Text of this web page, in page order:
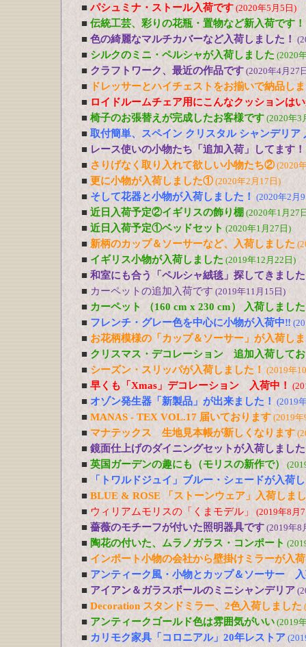
■ パシュミナ・ストール入荷です (2020年5月5日)
■ 伝統工芸、彩りの花瓶・置物など新入荷です！
■ 色の綺麗なマルチカバーなど入荷しました！
■ シルクのミニ・ペルシャが入荷しました (2020
■ クラフトワーク、最近の作品です (2020年4月27
■
ドレッサーとハイチェストをお揃いで納品し
■ ロイドルームチェア用にこんなクッションは
■ 椅子のお張替えが完成したお客様です (2020年3
■ 取付簡単、スペイン クリスタル シャンデリア
■ レース使いの小物たち「追加入荷」してます！
■ さりげなく取り入れて欲しい小物たち②(2020
■ 更に小物が入荷しました①(2020年2月17日)
■ そして花器と小物が入荷しました！ (2020年2月
■ 近日入荷予定②イギリスの飾り棚 (2020年1月27
■ 近日入荷予定①ベッドセット (2020年1月27日)
■ 新柄のカップ＆ソーサーなど、入荷しました
■ イギリス小物が入荷しました (2019年12月22日)
■ 和室にも合う「ペルシャ絨毯」探してきまし
■ カーペットの追加入荷です (2019年11月15日)
■ カーペット （160 cm x 230 cm） 入荷しました
■ フレンチ・グレー色を中心に小物が入荷中‼
■ お花柄模様の「カップ＆ソーサー」が入荷し
■ クリスマス・デコレーション 追加入荷して
■ シーズン・スリッパが入荷しました！ (2019年
■ 早くも「Xmas」デコレーション 入荷中！
■ オゾン発生器「新製品」が出来ました！ (2019
■ MANAS - TEX VOL.17 届いております (2019
■ マナテックス 生地見本帳が新しくなります
■ 鏡面仕上げのダイニングセットが入荷しました
■ 英国ガーデンの趣にも（モリスの新作で）
■
「トワルドジュイ」ブルー・シェードが入荷
■ BLUE & ROSE 「ストーンウェア」入荷しま
■ ウィリアムモリスの「くまモデル」 (2019年8月
■ 薔薇のモチーフが付いた照明器具です (2019年8
■ 陶花の付いた、ムラノガラス・コンポート
■ インポート小物の会社から壁掛けミラーが入荷
■ アンティーク風・小物とカップ＆ソーサー
■ アイアン＆ガラスボールのミニシャンデリア
■ Decoration スタンドミラー、2色入荷しました
■ アンティークゴールド色は雰囲気がいい (2019
■ カリモク家具「コロニアル」20年レストア